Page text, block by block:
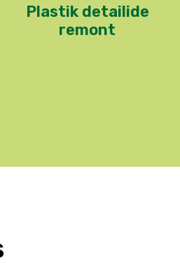
Plastik detailide
remont